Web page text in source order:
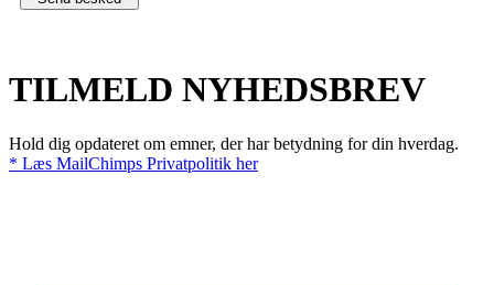
TILMELD NYHEDSBREV
Hold dig opdateret om emner, der har betydning for din hverdag.
* Læs MailChimps Privatpolitik her